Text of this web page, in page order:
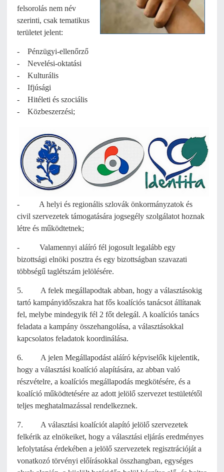
felsorolás nem név
szerinti, csak tematikus
területet jelent:
- Pénzügyi-ellenőrző
- Nevelési-oktatási
- Kulturális
- Ifjúsági
- Hitéleti és szociális
- Közbeszerzési;
- A helyi és regionális szlovák önkormányzatok és
civil szervezetek támogatására jogsegély szolgálatot hoznak
létre és működtetnek;
- Valamennyi aláíró fél jogosult legalább egy
bizottsági elnöki posztra és egy bizottságban szavazati
többségű taglétszám jelölésére.
5. A felek megállapodtak abban, hogy a választásokig
tartó kampányidőszakra hat fős koalíciós tanácsot állítanak
fel, melybe mindegyik fél 2 főt delegál. A koalíciós tanács
feladata a kampány összehangolása, a választásokkal
kapcsolatos feladatok koordinálása.
6. A jelen Megállapodást aláíró képviselők kijelentik,
hogy a választási koalíció alapítására, az abban való
részvételre, a koalíciós megállapodás megkötésére, és a
koalíció működtetésére az adott jelölő szervezet testületétől
teljes meghatalmazással rendelkeznek.
7. A választási koalíciót alapító jelölő szervezetek
felkérik az elnökeiket, hogy a választási eljárás eredményes
lefolytatása érdekében a jelölő szervezetek regisztrációját a
vonatkozó törvényi előírásokkal összhangban, egységes